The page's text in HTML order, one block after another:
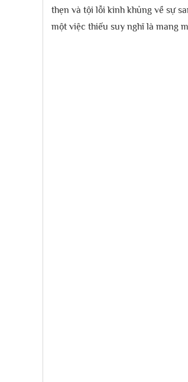
thẹn và tội lỗi kinh khủng về sự
một việc thiếu suy nghĩ là mang